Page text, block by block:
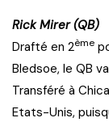
Rick Mirer (QB)
Drafté en 2ème
Bledsoe, le QB
Transféré à
Etats-Unis,